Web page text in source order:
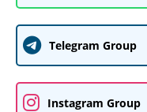
Telegram Group
Instagram Group